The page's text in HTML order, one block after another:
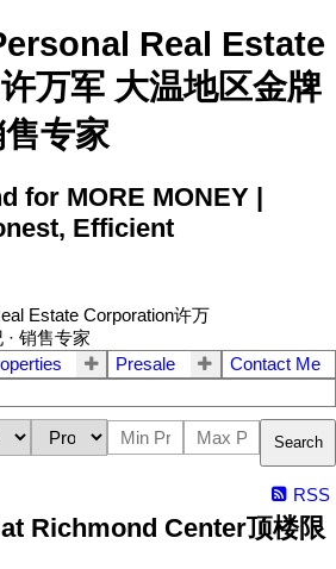
Real Estate
万军 大温地区金牌
专家
for MORE MONEY |
Efficient
Presale
Contact Me
Search
RSS
at Richmond Center顶楼限